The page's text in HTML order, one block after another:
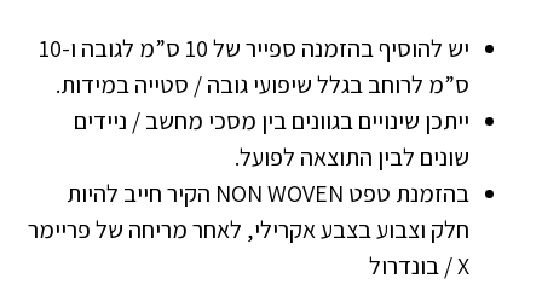
יש להוסיף בהזמנה ספייר של 10 ס”מ לגובה ו-10
ס”מ לרוחב בגלל שיפועי גובה / סטייה במידות.
ייתכן שינויים בגוונים בין מסכי מחשב / ניידים
שונים לבין התוצאה לפועל.
בהזמנת טפט NON WOVEN הקיר חייב להיות
חלק וצבוע בצבע אקרילי, לאחר מריחה של פריימר
X / בונדרול